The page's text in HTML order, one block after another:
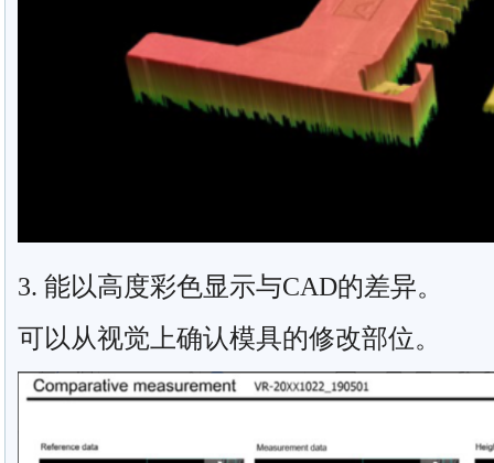
3. 能以高度彩色显示与CAD的差异。
可以从视觉上确认模具的修改部位。